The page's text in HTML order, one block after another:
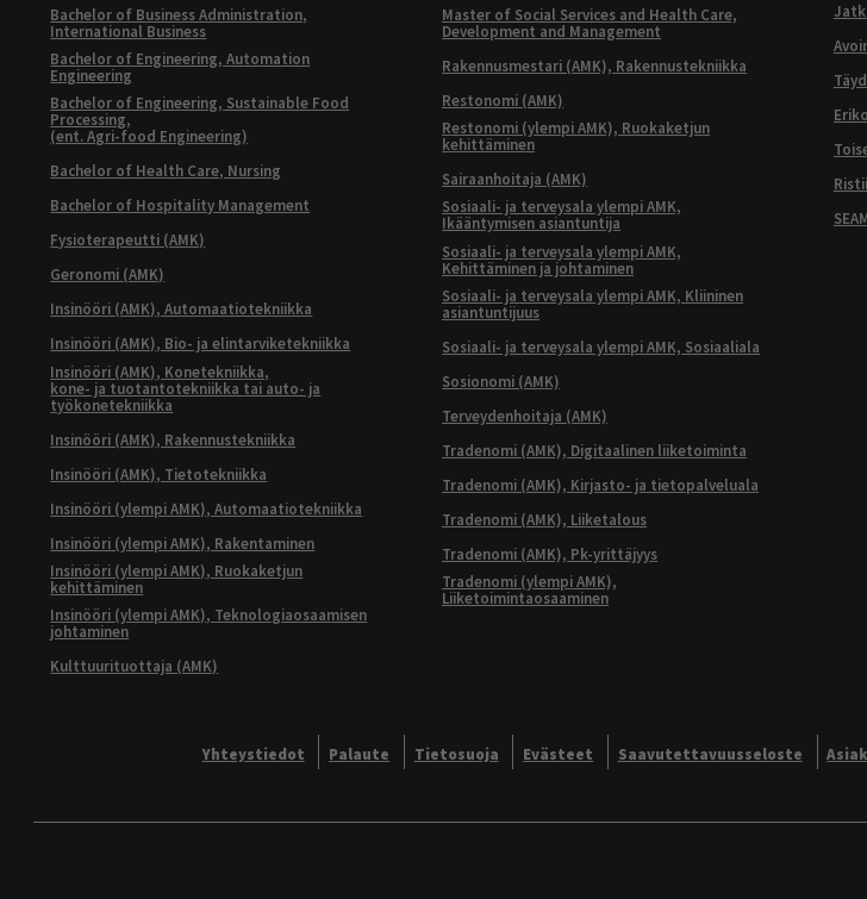
Bachelor of Business Administration,
International Business
Bachelor of Engineering, Automation
Engineering
Bachelor of Engineering, Sustainable Food
Processing,
(ent. Agri-food Engineering)
Bachelor of Health Care, Nursing
Bachelor of Hospitality Management
Fysioterapeutti (AMK)
Geronomi (AMK)
Insinööri (AMK), Automaatiotekniikka
Insinööri (AMK), Bio- ja elintarviketekniikka
Insinööri (AMK), Konetekniikka,
kone- ja tuotantotekniikka tai auto- ja
työkonetekniikka
Insinööri (AMK), Rakennustekniikka
Insinööri (AMK), Tietotekniikka
Insinööri (ylempi AMK), Automaatiotekniikka
Insinööri (ylempi AMK), Rakentaminen
Insinööri (ylempi AMK), Ruokaketjun
kehittäminen
Insinööri (ylempi AMK), Teknologiaosaamisen
johtaminen
Kulttuurituottaja (AMK)
Master of Social Services and Health Care,
Development and Management
Rakennusmestari (AMK), Rakennustekniikka
Restonomi (AMK)
Restonomi (ylempi AMK), Ruokaketjun
kehittäminen
Sairaanhoitaja (AMK)
Sosiaali- ja terveysala ylempi AMK,
Ikääntymisen asiantuntija
Sosiaali- ja terveysala ylempi AMK,
Kehittäminen ja johtaminen
Sosiaali- ja terveysala ylempi AMK, Kliininen
asiantuntijuus
Sosiaali- ja terveysala ylempi AMK, Sosiaaliala
Sosionomi (AMK)
Terveydenhoitaja (AMK)
Tradenomi (AMK), Digitaalinen liiketoiminta
Tradenomi (AMK), Kirjasto- ja tietopalveluala
Tradenomi (AMK), Liiketalous
Tradenomi (AMK), Pk-yrittäjyys
Tradenomi (ylempi AMK),
Liiketoimintaosaaminen
Yhteystiedot Palaute Tietosuoja Evästeet Saavutettavuusseloste